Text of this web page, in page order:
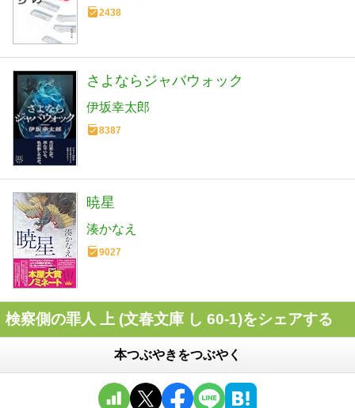
2438
さよならジャバウォック
伊坂幸太郎
8387
暁星
湊かなえ
9027
検察側の罪人 上 (文春文庫 し 60-1)をシェアする
本つぶやきをつぶやく